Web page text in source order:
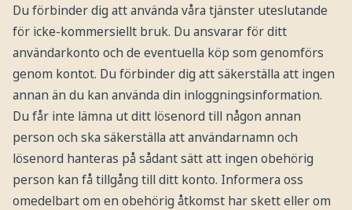
Du förbinder dig att använda våra tjänster uteslutande
för icke-kommersiellt bruk. Du ansvarar för ditt
användarkonto och de eventuella köp som genomförs
genom kontot. Du förbinder dig att säkerställa att ingen
annan än du kan använda din inloggningsinformation.
Du får inte lämna ut ditt lösenord till någon annan
person och ska säkerställa att användarnamn och
lösenord hanteras på sådant sätt att ingen obehörig
person kan få tillgång till ditt konto. Informera oss
omedelbart om en obehörig åtkomst har skett eller om